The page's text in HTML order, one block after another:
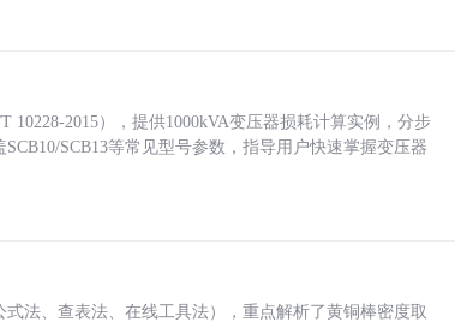
2015），提供1000kVA变压器损耗计算实例，分步
SCB13等常见型号参数，指导用户快速掌握变压器
法、查表法、在线工具法），重点解析了黄铜棒密度取